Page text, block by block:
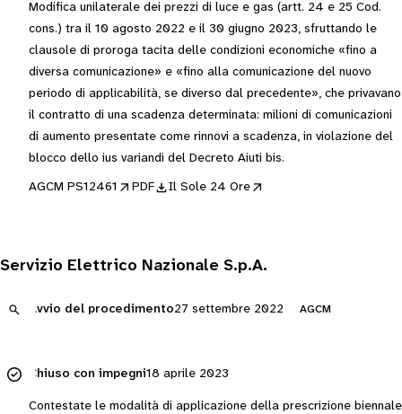
Modifica unilaterale dei prezzi di luce e gas (artt. 24 e 25 Cod.
cons.) tra il 10 agosto 2022 e il 30 giugno 2023, sfruttando le
clausole di proroga tacita delle condizioni economiche «fino a
diversa comunicazione» e «fino alla comunicazione del nuovo
periodo di applicabilità, se diverso dal precedente», che privavano
il contratto di una scadenza determinata: milioni di comunicazioni
di aumento presentate come rinnovi a scadenza, in violazione del
blocco dello ius variandi del Decreto Aiuti bis.
AGCM PS12461 PDF Il Sole 24 Ore
Servizio Elettrico Nazionale S.p.A.
Avvio del procedimento27 settembre 2022 AGCM
Chiuso con impegni18 aprile 2023
Contestate le modalità di applicazione della prescrizione biennale